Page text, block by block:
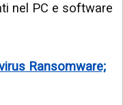
nel PC e software
Ransomware;